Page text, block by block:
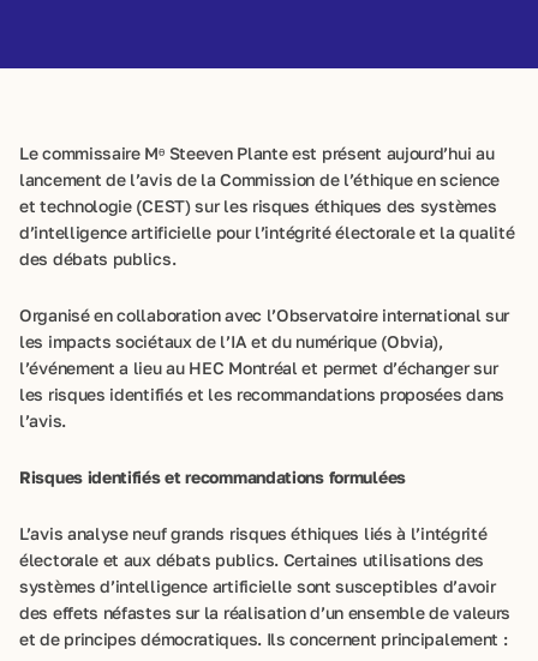
Le commissaire Mᶱ Steeven Plante est présent aujourd’hui au
lancement de l’avis de la Commission de l’éthique en science
et technologie (CEST) sur les risques éthiques des systèmes
d’intelligence artificielle pour l’intégrité électorale et la qualité
des débats publics.
Organisé en collaboration avec l’Observatoire international sur
les impacts sociétaux de l’IA et du numérique (Obvia),
l’événement a lieu au HEC Montréal et permet d’échanger sur
les risques identifiés et les recommandations proposées dans
l’avis.
Risques identifiés et recommandations formulées
L’avis analyse neuf grands risques éthiques liés à l’intégrité
électorale et aux débats publics. Certaines utilisations des
systèmes d’intelligence artificielle sont susceptibles d’avoir
des effets néfastes sur la réalisation d’un ensemble de valeurs
et de principes démocratiques. Ils concernent principalement :